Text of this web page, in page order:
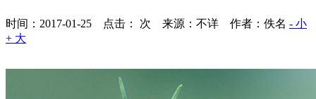
时间：2017-01-25 点击： 次 来源：不详 作者：佚名 - 小
+ 大